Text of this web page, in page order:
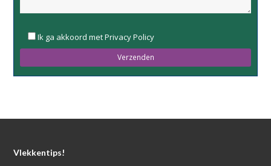
leave
this
Ik ga akkoord met Privacy Policy
Vlekkentips!